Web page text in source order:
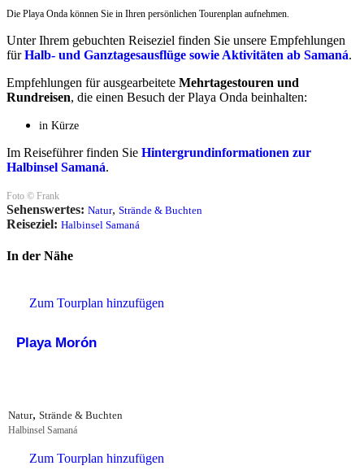
Die Playa Onda können Sie in Ihren persönlichen Tourenplan aufnehmen.
Unter Ihrem gebuchten Reiseziel finden Sie unsere Empfehlungen
fürHalb- und Ganztagesausflüge sowie Aktivitäten ab Samaná.
Empfehlungen für ausgearbeitete Mehrtagestouren und
Rundreisen, die einen Besuch der Playa Onda beinhalten:
in Kürze
Im Reiseführer finden Sie Hintergrundinformationen zur
Halbinsel Samaná.
Foto © Frank
Sehenswertes: Natur, Strände & Buchten
Reiseziel: Halbinsel Samaná
In der Nähe
Zum Tourplan hinzufügen
Playa Morón
Natur, Strände & Buchten
Halbinsel Samaná
Zum Tourplan hinzufügen